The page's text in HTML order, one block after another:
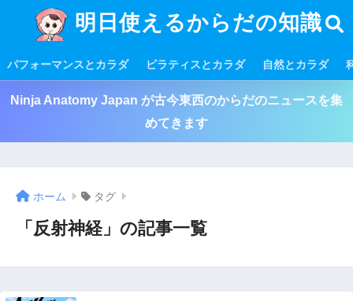
明日使えるからだの知識
パフォーマンスとカラダ ピラティスとカラダ 自然とカラダ
Ninja Anatomy Japan が古今東西のからだのニュースを集
めてきます
ホーム タグ
「反射神経」の記事一覧